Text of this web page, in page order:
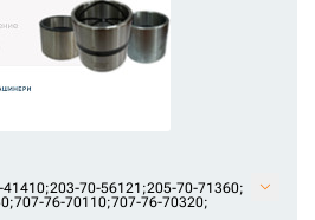
41410;203-70-56121;205-70-71360;
707-76-70110;707-76-70320;